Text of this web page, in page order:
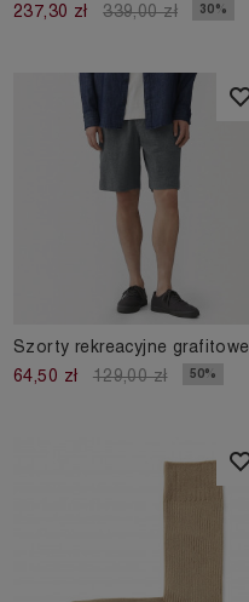
237,30 zł
339,00 zł 30%
Szorty rekreacyjne grafitowe
64,50 zł
129,00 zł 50%